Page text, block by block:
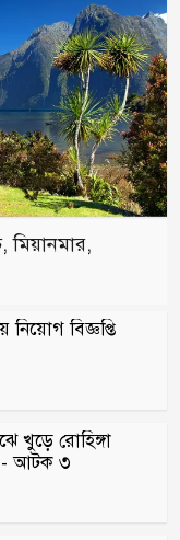
মিয়ানমার,
নিয়োগ বিজ্ঞপ্তি
খুড়ে রোহিঙ্গা
- আটক ৩